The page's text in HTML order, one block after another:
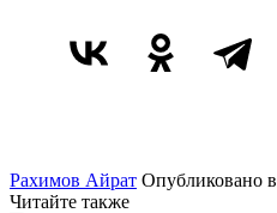
Рахимов Айрат Опубликовано в
Читайте также